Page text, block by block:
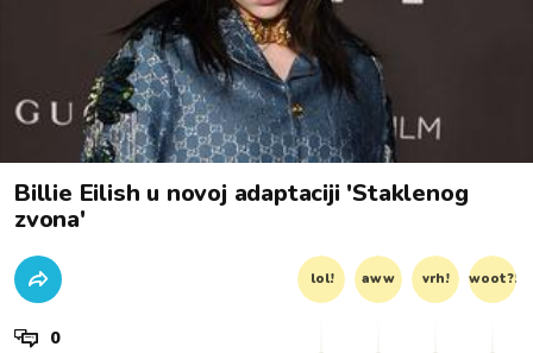
Billie Eilish u novoj adaptaciji 'Staklenog
zvona'
lol! aww vrh! woot?!
0